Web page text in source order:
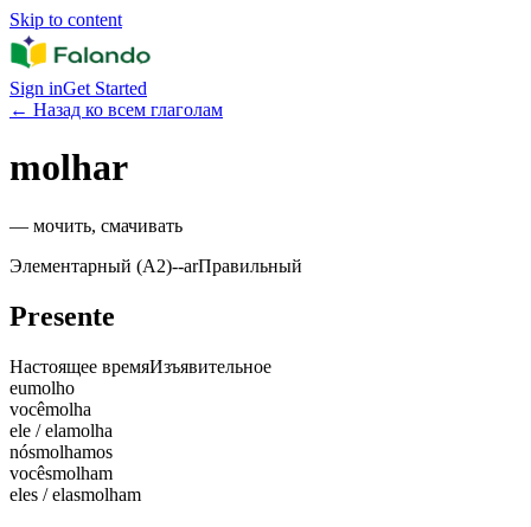
Skip to content
Sign inGet Started
← Назад ко всем глаголам
molhar
— мочить, смачивать
Элементарный (A2)--arПравильный
Presente
Настоящее времяИзъявительное
eumolho
vocêmolha
ele / elamolha
nósmolhamos
vocêsmolham
eles / elasmolham